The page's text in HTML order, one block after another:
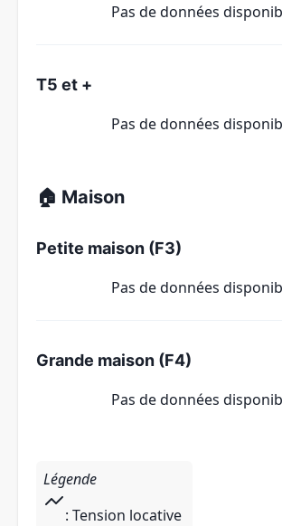
Pas de données
T5 et +
Pas de données
🏠 Maison
Petite maison (F3)
Pas de données
Grande maison (F4)
Pas de données
Légende
: Tension locative